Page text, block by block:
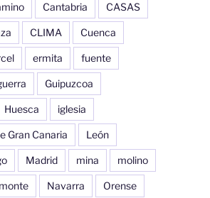
Cantabria CASAS
CLIMA Cuenca
ermita fuente
Guipuzcoa
Huesca iglesia
Gran Canaria León
Madrid mina molino
monte Navarra Orense